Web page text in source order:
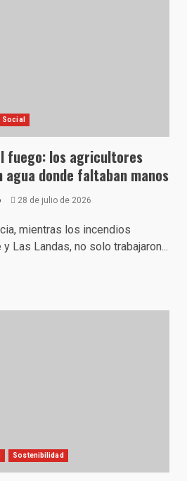
Social
fuego: los agricultores
donde faltaban manos
28 de julio de 2026
mientras los incendios
Las Landas, no solo trabajaron...
Sostenibilidad